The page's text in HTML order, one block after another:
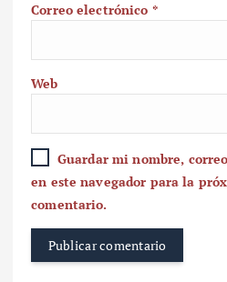
Correo electrónico *
Web
Guardar mi nombre,
en este navegador para la
comentario.